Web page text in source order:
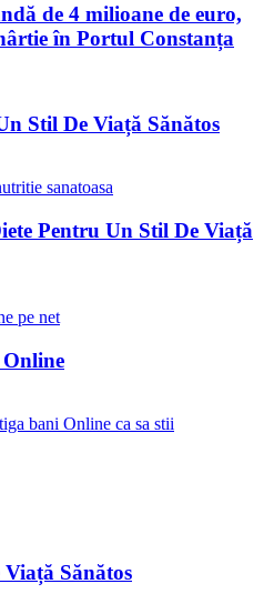
de 4 milioane de euro,
în Portul Constanța
Stil De Viață Sănătos
Pentru Un Stil De Viață
Sănătos